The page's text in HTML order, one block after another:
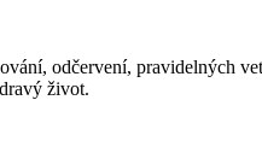
odčervení, pravidelných
život.